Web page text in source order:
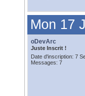
Mon 17
oDevArc
Juste Inscrit !
Date d'inscription: 7
Messages: 7